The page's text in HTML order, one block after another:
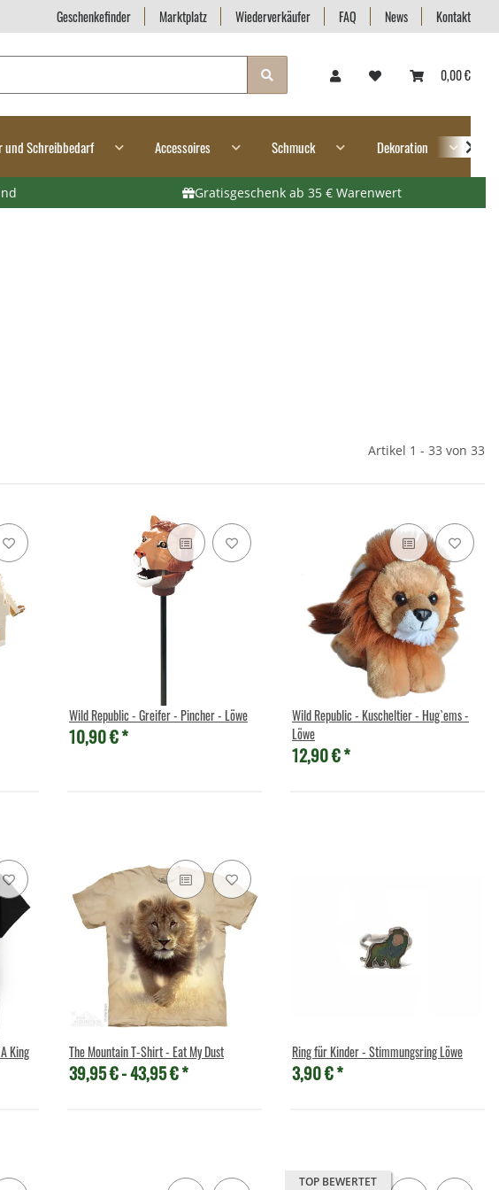
Geschenkefinder Marktplatz Wiederverkäufer FAQ News Kontakt
0,00 €
und Schreibbedarf Accessoires Schmuck Dekoration
Gratisgeschenk ab 35 € Warenwert
Artikel 1 - 33 von 33
Wild Republic - Greifer - Pincher - Löwe
10,90 €*
Wild Republic - Kuscheltier - Hug`ems -
Löwe
12,90 €*
King The Mountain T-Shirt - Eat My Dust
39,95 € -43,95 €*
Ring für Kinder - Stimmungsring Löwe
3,90 €*
TOP BEWERTET